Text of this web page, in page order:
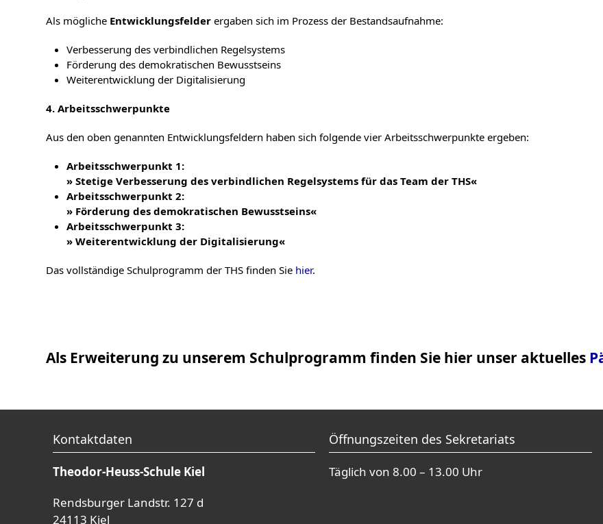
Als mögliche Entwicklungsfelder ergaben sich im Prozess der Bestandsaufnahme:
Verbesserung des verbindlichen Regelsystems
Förderung des demokratischen Bewusstseins
Weiterentwicklung der Digitalisierung
4. Arbeitsschwerpunkte
Aus den oben genannten Entwicklungsfeldern haben sich folgende vier Arbeitsschwerpunkte ergeben:
Arbeitsschwerpunkt 1:
» Stetige Verbesserung des verbindlichen Regelsystems für das Team der THS«
Arbeitsschwerpunkt 2:
» Förderung des demokratischen Bewusstseins«
Arbeitsschwerpunkt 3:
» Weiterentwicklung der Digitalisierung«
Das vollständige Schulprogramm der THS finden Sie hier.
Als Erweiterung zu unserem Schulprogramm finden Sie hier unser aktuelles
Kontaktdaten
Theodor-Heuss-Schule Kiel
Rendsburger Landstr. 127 d
24113 Kiel
Öffnungszeiten des Sekretariats
Täglich von 8.00 – 13.00 Uhr